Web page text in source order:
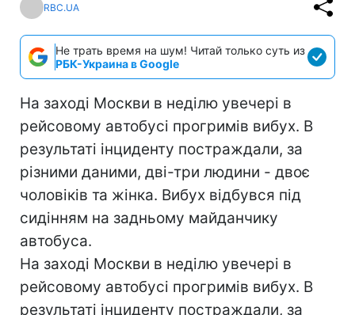
RBC.UA
Не трать время на шум! Читай только суть из
РБК-Украина в Google
На заході Москви в неділю увечері в
рейсовому автобусі прогримів вибух. В
результаті інциденту постраждали, за
різними даними, дві-три людини - двоє
чоловіків та жінка. Вибух відбувся під
сидінням на задньому майданчику
автобуса.
На заході Москви в неділю увечері в
рейсовому автобусі прогримів вибух. В
результаті інциденту постраждали, за